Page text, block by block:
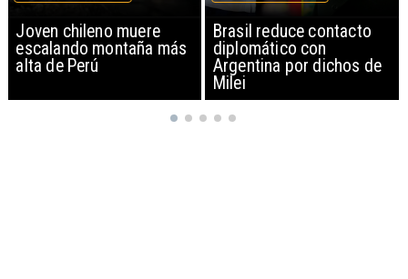
Brasil reduce contacto
diplomático con
Argentina por dichos de
China restringe
exportación de drones a
EEUU y sanciona
empresas